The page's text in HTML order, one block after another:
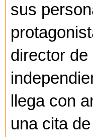
sus
director de
llega con
una cita